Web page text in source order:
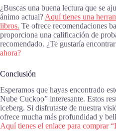
¿Buscas una buena lectura que se
ánimo actual? Aquí tienes una
libros. Te ofrece recomendaciones
proporciona una calificación de
recomendado. ¿Te gustaría
ahora?
Conclusión
Esperamos que hayas encontrado
Nube Cuckoo” interesante. Estos
iceberg. Si disfrutaste de nuestra
ofrece mucha más profundidad y
Aquí tienes el enlace para comprar